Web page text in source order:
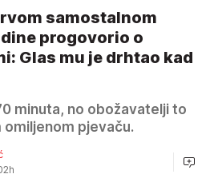
samostalnom
progovorio o
Glas mu je drhtao kad
minuta, no obožavatelji to
omiljenom pjevaču.